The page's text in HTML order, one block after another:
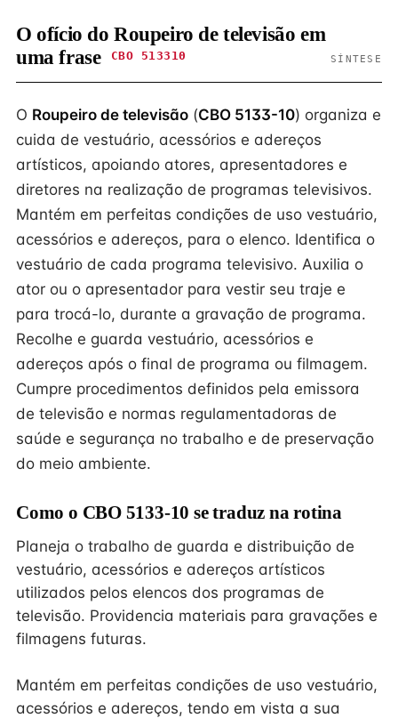
O ofício do Roupeiro de televisão em
uma frase
CBO 513310 SÍNTESE
O Roupeiro de televisão (CBO 5133-10) organiza e
cuida de vestuário, acessórios e adereços
artísticos, apoiando atores, apresentadores e
diretores na realização de programas televisivos.
Mantém em perfeitas condições de uso vestuário,
acessórios e adereços, para o elenco. Identifica o
vestuário de cada programa televisivo. Auxilia o
ator ou o apresentador para vestir seu traje e
para trocá-lo, durante a gravação de programa.
Recolhe e guarda vestuário, acessórios e
adereços após o final de programa ou filmagem.
Cumpre procedimentos definidos pela emissora
de televisão e normas regulamentadoras de
saúde e segurança no trabalho e de preservação
do meio ambiente.
Como o CBO 5133-10 se traduz na rotina
Planeja o trabalho de guarda e distribuição de
vestuário, acessórios e adereços artísticos
utilizados pelos elencos dos programas de
televisão. Providencia materiais para gravações e
filmagens futuras.
Mantém em perfeitas condições de uso vestuário,
acessórios e adereços, tendo em vista a sua